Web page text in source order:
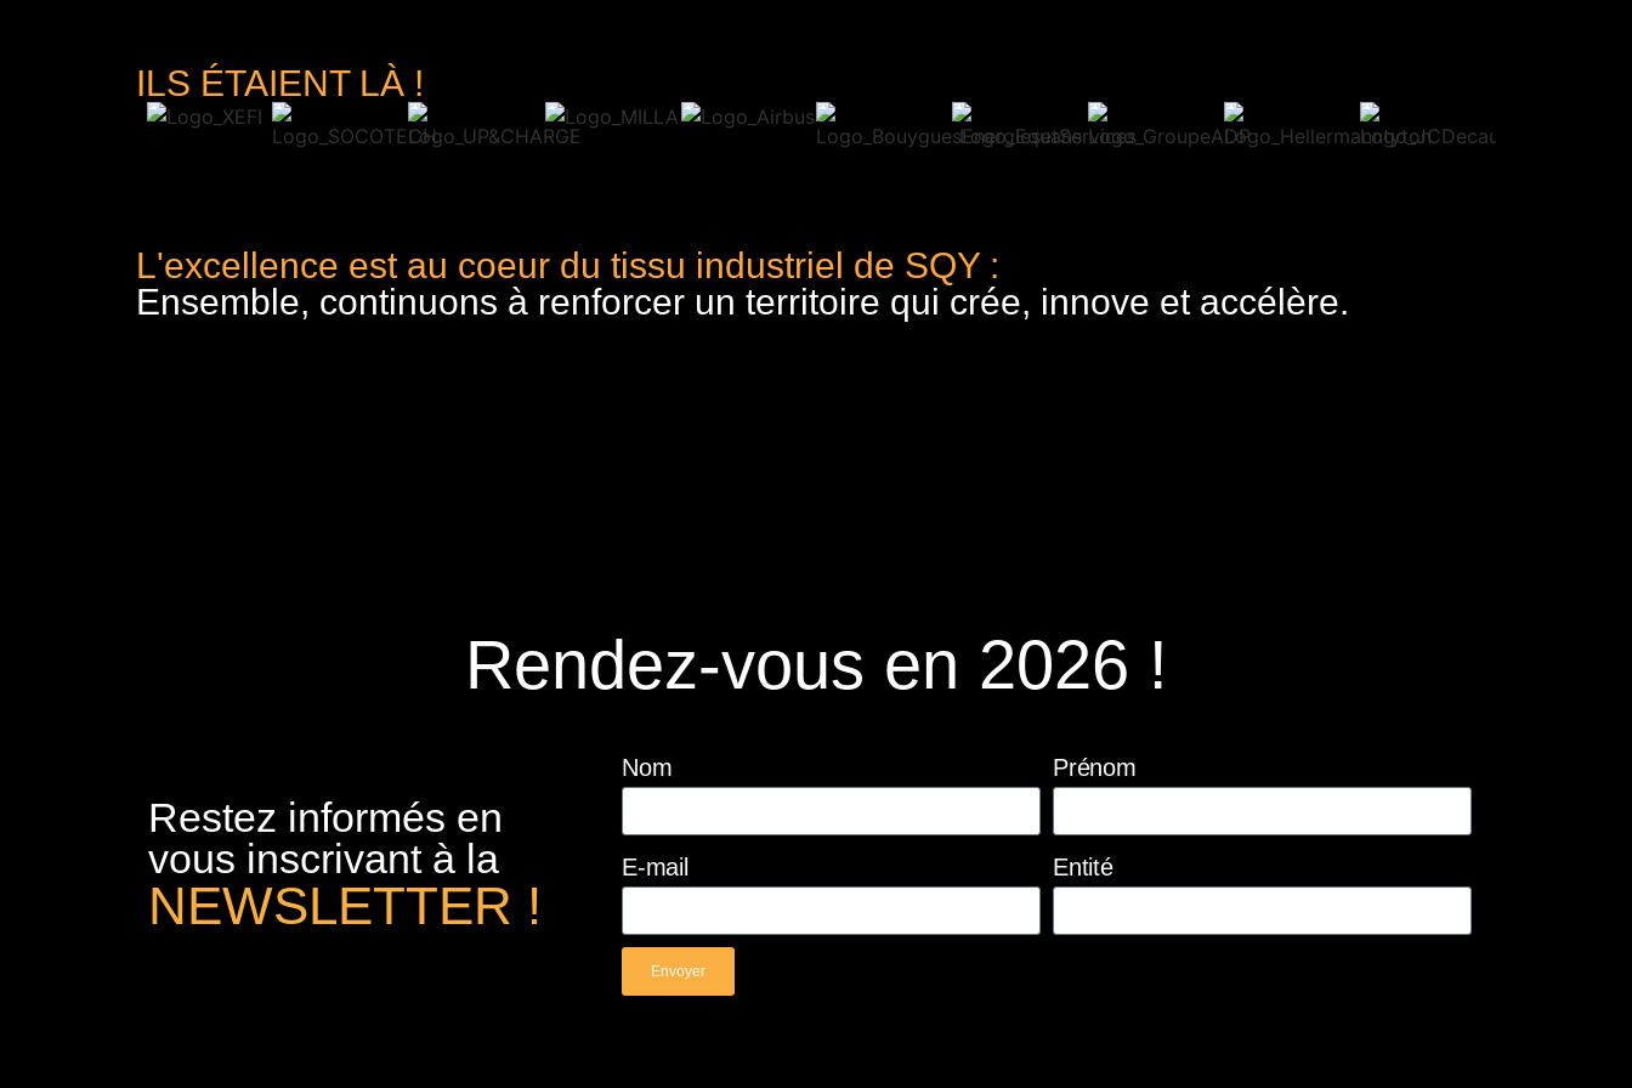
ILS ÉTAIENT LÀ !
L'excellence est au coeur du tissu industriel de SQY :
Ensemble, continuons à renforcer un territoire qui crée, innove et accélère.
Rendez-vous en 2026 !
Restez informés en
vous inscrivant à la
NEWSLETTER !
Nom Prénom
E-mail Entité
Envoyer